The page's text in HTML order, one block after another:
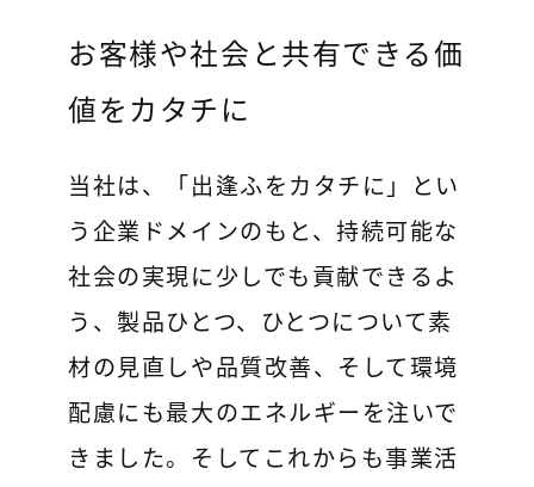
お客様や社会と共有できる価
値をカタチに
当社は、「出逢ふをカタチに」とい
う企業ドメインのもと、持続可能な
社会の実現に少しでも貢献できるよ
う、製品ひとつ、ひとつについて素
材の見直しや品質改善、そして環境
配慮にも最大のエネルギーを注いで
きました。そしてこれからも事業活